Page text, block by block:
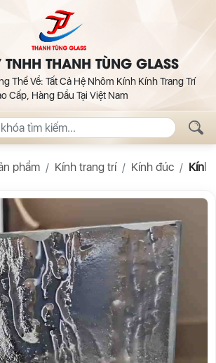
THANH TÙNG GLASS
Thể Về: Tất Cả Hệ Nhôm Kính Kính Trang Trí
Cấp, Hàng Đầu Tại Việt Nam
phẩm Kính trang trí Kính đúc Kính